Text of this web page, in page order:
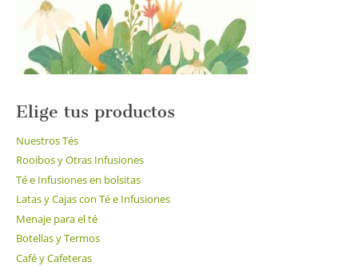
Elige tus productos
Nuestros Tés
Rooibos y Otras Infusiones
Té e Infusiones en bolsitas
Latas y Cajas con Té e Infusiones
Menaje para el té
Botellas y Termos
Café y Cafeteras